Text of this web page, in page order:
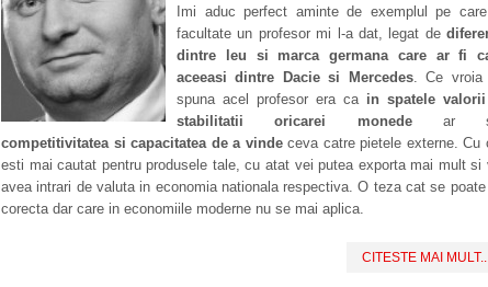
Imi aduc perfect aminte de exemplul pe
facultate un profesor mi l-a dat, legat de
dintre leu si marca germana care ar fi
aceeasi dintre Dacie si Mercedes. Ce vroia
spuna acel profesor era ca in spatele
stabilitatii oricarei monedear
competitivitatea si capacitatea de a vindeceva catre pietele externe. Cu
esti mai cautat pentru produsele tale, cu atat vei putea exporta mai mult si
avea intrari de valuta in economia nationala respectiva. O teza cat se
corecta dar care in economiile moderne nu se mai aplica.
CITESTE MAI